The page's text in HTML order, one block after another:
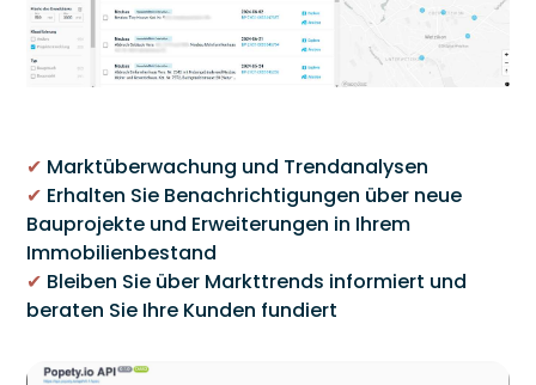
✔ Marktüberwachung und Trendanalysen
✔ Erhalten Sie Benachrichtigungen über neue
Bauprojekte und Erweiterungen in Ihrem
Immobilienbestand
✔ Bleiben Sie über Markttrends informiert und
beraten Sie Ihre Kunden fundiert